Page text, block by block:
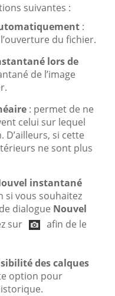
suivantes :
:
du fichier.
lors de
de l’image
: permet de ne
celui sur lequel
si cette
ne sont plus
instantané
si vous souhaitez
dialogue Nouvel
sur
afin de le
des calques
option pour